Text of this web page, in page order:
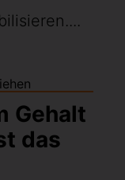
Gehalt
das